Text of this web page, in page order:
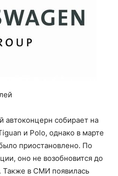
автоконцерн собирает на
и Polo, однако в марте
приостановлено. По
оно не возобновится до
Также в СМИ появилась